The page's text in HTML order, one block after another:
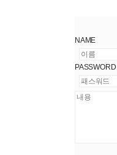
NAME
PASSWORD